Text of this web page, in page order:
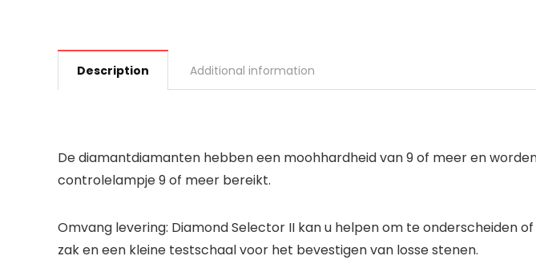
Description Additional information
De diamantdiamanten hebben een moohhardheid van 9 of meer en
controlelampje 9 of meer bereikt.
Omvang levering: Diamond Selector II kan u helpen om te onderscheiden
zak en een kleine testschaal voor het bevestigen van losse stenen.